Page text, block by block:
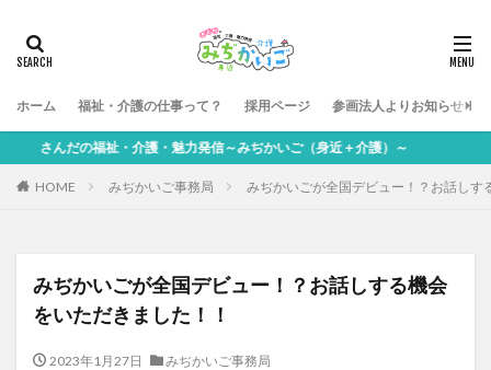
ホーム 福祉・介護の仕事って？ 採用ページ 参画法人よりお知らせ
さんだの福祉・介護・魅力発信～みぢかいご（身近＋介護）～
HOME みぢかいご事務局 みぢかいごが全国デビュー！？お話しす
みぢかいごが全国デビュー！？お話しする機会
をいただきました！！
2023年1月27日 みぢかいご事務局